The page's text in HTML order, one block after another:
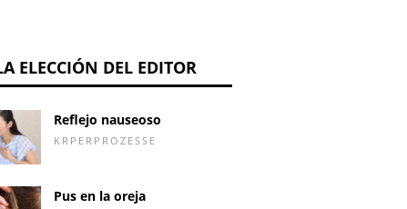
ELECCIÓN DEL EDITOR
Reflejo nauseoso
KRPERPROZESSE
Pus en la oreja